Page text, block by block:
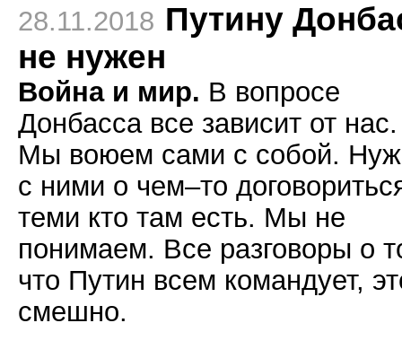
28.11.2018 Путину
не нужен
Война и мир. В вопросе
Донбасса все зависит от нас.
Мы воюем сами с собой.
с ними о чем–то
теми кто там есть. Мы не
понимаем. Все разговоры о
что Путин всем командует,
смешно.